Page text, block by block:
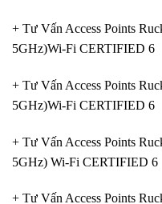
+ Tư Vấn Access Points
5GHz)Wi-Fi CERTIFIED 6
+ Tư Vấn Access Points
5GHz)Wi-Fi CERTIFIED 6
+ Tư Vấn Access Points
5GHz) Wi-Fi CERTIFIED 6
+ Tư Vấn Access Points